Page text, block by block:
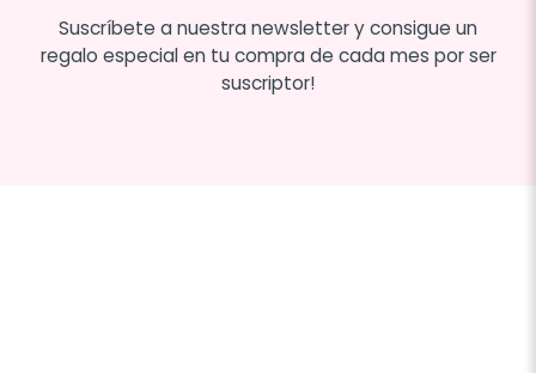
Suscríbete a nuestra newsletter y consigue un
regalo especial en tu compra de cada mes por ser
suscriptor!